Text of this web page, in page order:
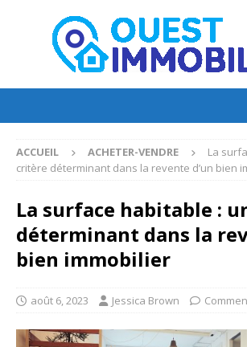
ACCUEIL ACHETER-VENDRE
La
critère déterminant dans la revente d’un bien
La surface habitable :
déterminant dans la
bien immobilier
août 6, 2023 Jessica Brown